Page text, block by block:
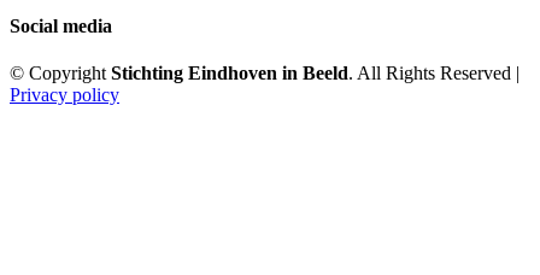
Social media
© Copyright Stichting Eindhoven in Beeld. All Rights Reserved |
Privacy policy